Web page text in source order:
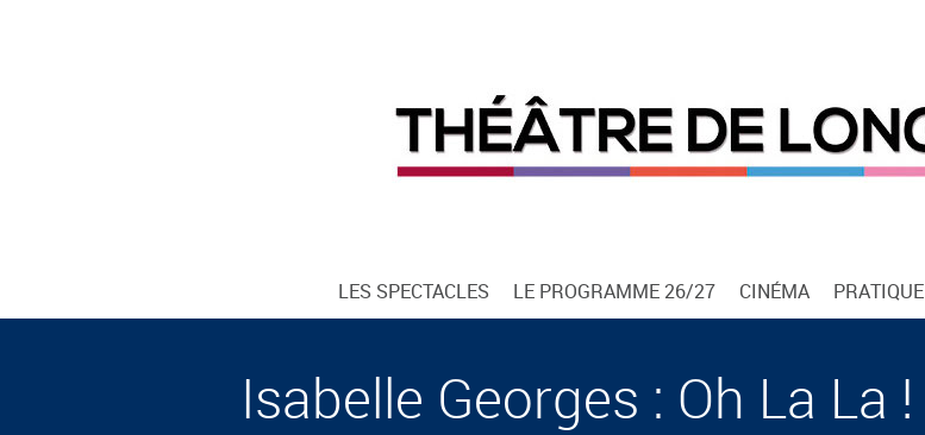
LES SPECTACLES LE PROGRAMME 26/27 CINÉMA PRATIQUE
Isabelle Georges : Oh La La !